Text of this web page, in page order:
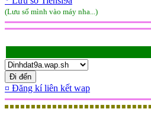
(Lưu số mình vào máy nha...)
¤ Đăng kí liên kết wap